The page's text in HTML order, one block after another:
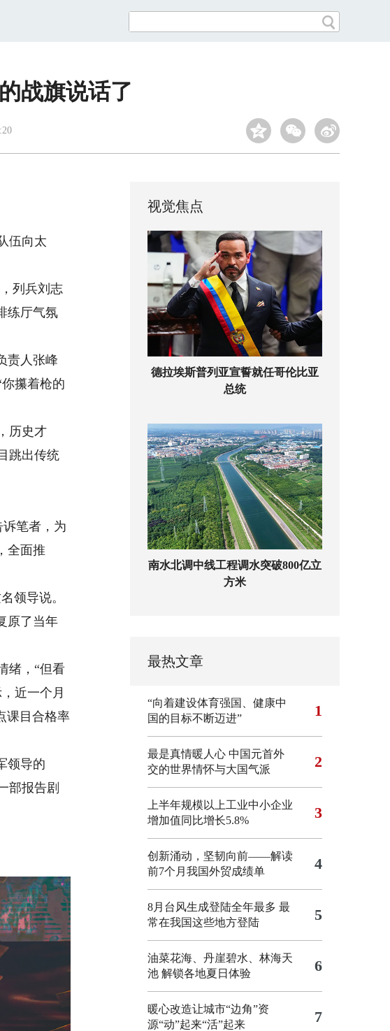
战旗说话了
伍向太
列兵刘志
练厅气氛
责人张峰
攥着枪的
历史才
跳出传统
笔者，为
全面推
领导说。
原了当年
绪，“但看
近一个月
课目合格率
领导的
部报告剧
视觉焦点
德拉埃斯普列亚宣誓就任哥伦比亚
总统
南水北调中线工程调水突破800亿立
方米
最热文章
“向着建设体育强国、健康中
国的目标不断迈进”
1
最是真情暖人心 中国元首外
交的世界情怀与大国气派
2
上半年规模以上工业中小企业
增加值同比增长5.8%
3
创新涌动，坚韧向前——解读
前7个月我国外贸成绩单
4
8月台风生成登陆全年最多 最
常在我国这些地方登陆
5
油菜花海、丹崖碧水、林海天
池 解锁各地夏日体验
6
暖心改造让城市“边角”资
源“动”起来“活”起来
7